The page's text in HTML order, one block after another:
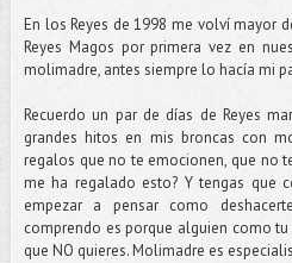
En los Reyes de 1998 me volví mayor
Reyes Magos por primera vez en
molimadre, antes siempre lo hacía mi
Recuerdo un par de días de Reyes
grandes hitos en mis broncas con
regalos que no te emocionen, que no
me ha regalado esto? Y tengas que
empezar a pensar como
comprendo es porque alguien como
que NO quieres. Molimadre es